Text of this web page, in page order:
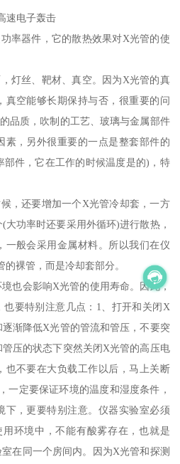
速电子轰击
率器件，它的散热效果对X光管的使
灯丝、靶材、真空。因为X光管的真
真空能够长期保持与否，很重要的问
品质，吹制的工艺、玻璃与金属部件
素，另外很重要的一点是整套部件的
件，它在工作的时候温度是的)，特
，还要增加一个X光管冷却套，一方
功率时还要采用外循环)进行散热，
一般会采用金属材料。所以我们在仪
裸管，而是冷却套部分。
也会影响X光管的使用寿命。因此，
要特别注意几点：1、打开和关闭X
渐降低X光管的管流和管压，不要突
压的状态下突然关闭X光管的高压电
也不要在大负载工作以后，马上关断
一定要保证环境的温度和湿度条件，
下，更要特别注意。仪器实验室必须
环境中，不能有酸雾存在，也就是
在同一个房间内。因为X光管和探测